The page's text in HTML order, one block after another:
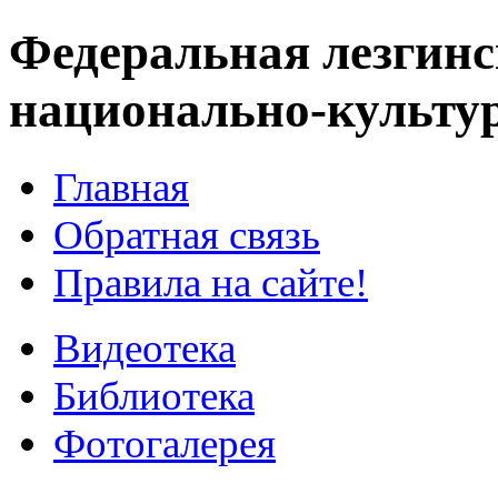
Федеральная
национально-
Главная
Обратная связь
Правила на сайте!
Видеотека
Библиотека
Фотогалерея